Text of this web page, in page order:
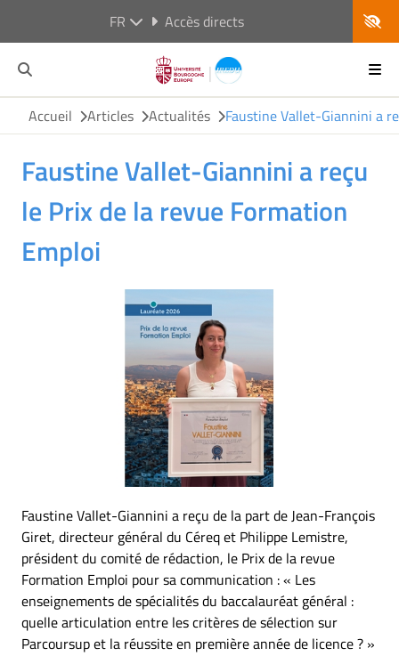
FR Accès directs
Accueil Articles Actualités Faustine Vallet-Giannini a
Faustine Vallet-Giannini a reçu
le Prix de la revue Formation
Emploi
Faustine Vallet-Giannini a reçu de la part de Jean-François
Giret, directeur général du Céreq et Philippe Lemistre,
président du comité de rédaction, le Prix de la revue
Formation Emploi pour sa communication : « Les
enseignements de spécialités du baccalauréat général :
quelle articulation entre les critères de sélection sur
Parcoursup et la réussite en première année de licence ? »